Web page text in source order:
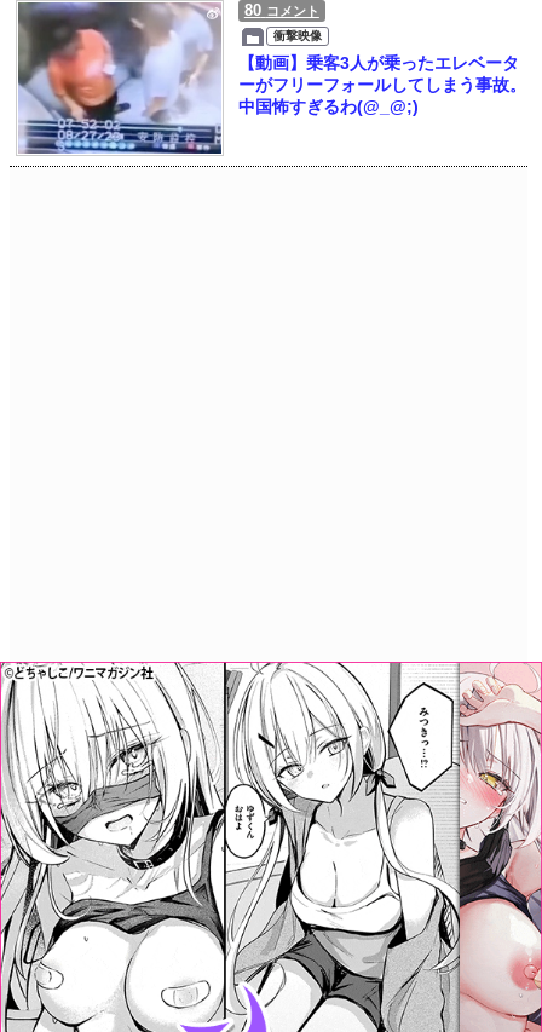
80 コメント
衝撃映像
【動画】乗客3人が乗ったエレベータ
ーがフリーフォールしてしまう事故。
中国怖すぎるわ(@_@;)